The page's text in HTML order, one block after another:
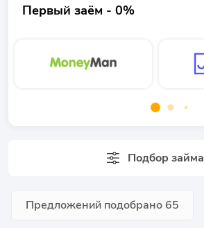
Первый заём - 0%
Подбор займа
Предложений подобрано 65